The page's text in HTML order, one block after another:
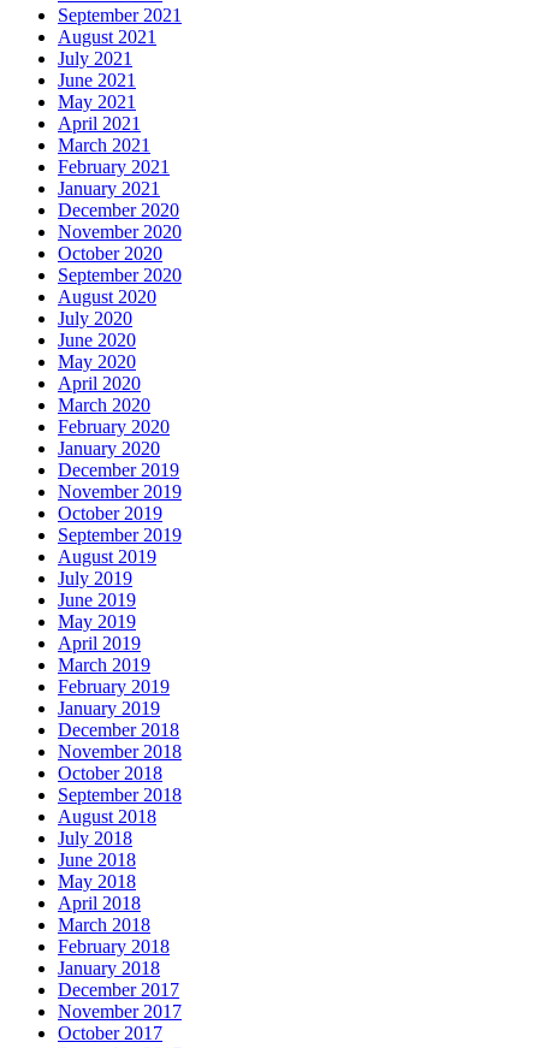
September 2021
August 2021
July 2021
June 2021
May 2021
April 2021
March 2021
February 2021
January 2021
December 2020
November 2020
October 2020
September 2020
August 2020
July 2020
June 2020
May 2020
April 2020
March 2020
February 2020
January 2020
December 2019
November 2019
October 2019
September 2019
August 2019
July 2019
June 2019
May 2019
April 2019
March 2019
February 2019
January 2019
December 2018
November 2018
October 2018
September 2018
August 2018
July 2018
June 2018
May 2018
April 2018
March 2018
February 2018
January 2018
December 2017
November 2017
October 2017